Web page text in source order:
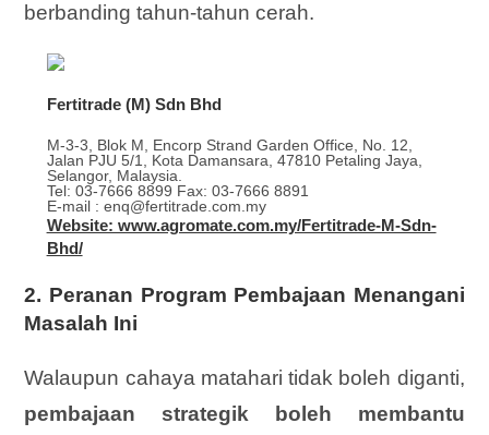
berbanding tahun-tahun cerah.
Fertitrade (M) Sdn Bhd
M-3-3, Blok M, Encorp Strand Garden Office, No. 12,
Jalan PJU 5/1, Kota Damansara, 47810 Petaling Jaya,
Selangor, Malaysia.
Tel: 03-7666 8899 Fax: 03-7666 8891
E-mail : enq@fertitrade.com.my
Website: www.agromate.com.my/Fertitrade-M-Sdn-
Bhd/
2. Peranan Program Pembajaan Menangani
Masalah Ini
Walaupun cahaya matahari tidak boleh diganti,
pembajaan strategik boleh membantu